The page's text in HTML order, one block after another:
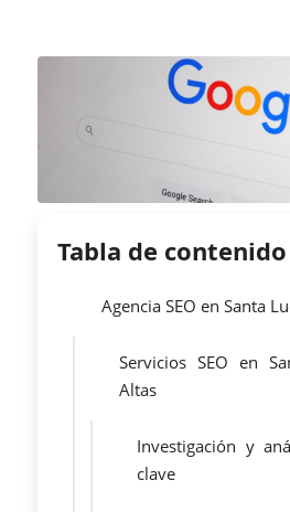
Tabla de contenido
Agencia SEO en Santa
Servicios SEO en
Altas
Investigación y
clave